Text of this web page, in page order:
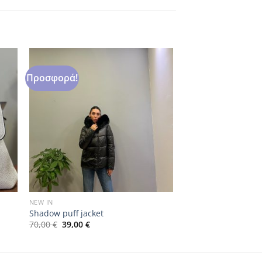
Προσφορά!
NEW IN
Shadow puff jacket
70,00€ Original
39,00 €Η